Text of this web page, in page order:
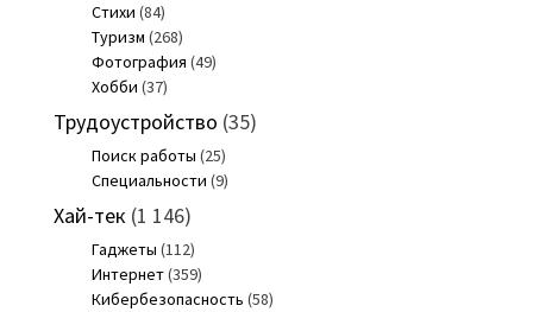
Стихи (84)
Туризм (268)
Фотография (49)
Хобби (37)
Трудоустройство (35)
Поиск работы (25)
Специальности (9)
Хай-тек (1 146)
Гаджеты (112)
Интернет(359)
Кибербезопасность (58)